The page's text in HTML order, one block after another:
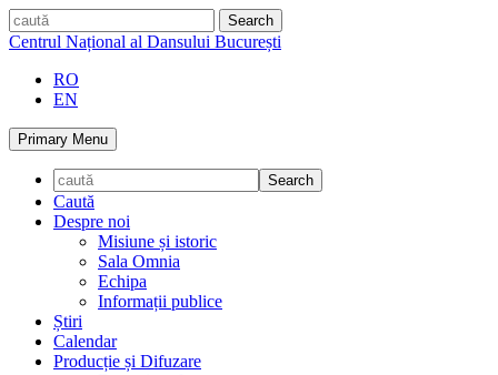
Skip
to
caută
Centrul Național al Dansului București
RO
EN
Primary Menu
Caută
Despre noi
Misiune și istoric
Sala Omnia
Echipa
Informații publice
Știri
Calendar
Producție și Difuzare